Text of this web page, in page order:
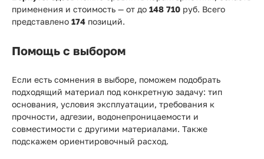
применения и стоимость — от до 148 710 руб. Всего
представлено 174 позиций.
Помощь с выбором
Если есть сомнения в выборе, поможем подобрать
подходящий материал под конкретную задачу: тип
основания, условия эксплуатации, требования к
прочности, адгезии, водонепроницаемости и
совместимости с другими материалами. Также
подскажем ориентировочный расход.